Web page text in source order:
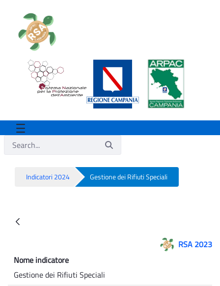
Indicatori 2024 Gestione dei Rifiuti Speciali
RSA 2023
Nome indicatore
Gestione dei Rifiuti Speciali